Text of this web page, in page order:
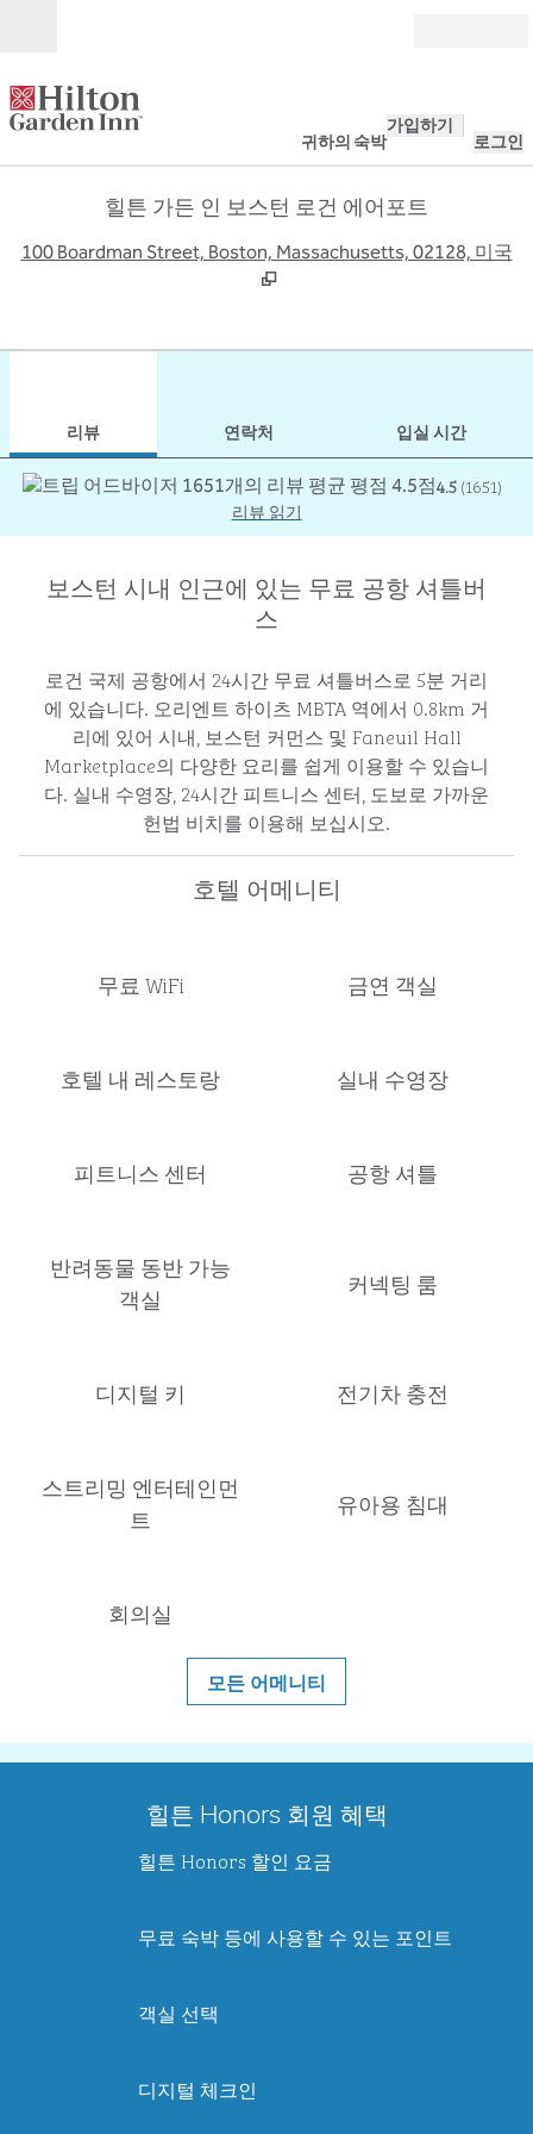
귀하의 숙박
가입하기
로그인
힐튼 가든 인 보스턴 로건 에어포트
100 Boardman Street, Boston, Massachusetts, 02128, 미국
리뷰 연락처 입실 시간
4.5 (1651)
리뷰 읽기
보스턴 시내 인근에 있는 무료 공항 셔틀버
스
로건 국제 공항에서 24시간 무료 셔틀버스로 5분 거리
에 있습니다. 오리엔트 하이츠 MBTA 역에서 0.8km 거
리에 있어 시내, 보스턴 커먼스 및 Faneuil Hall
Marketplace의 다양한 요리를 쉽게 이용할 수 있습니
다. 실내 수영장, 24시간 피트니스 센터, 도보로 가까운
헌법 비치를 이용해 보십시오.
호텔 어메니티
무료 WiFi 금연 객실
호텔 내 레스토랑 실내 수영장
피트니스 센터 공항 셔틀
반려동물 동반 가능
객실
커넥팅 룸
디지털 키 전기차 충전
스트리밍 엔터테인먼
트
유아용 침대
회의실
모든 어메니티
힐튼 Honors 회원 혜택
힐튼 Honors 할인 요금
무료 숙박 등에 사용할 수 있는 포인트
객실 선택
디지털 체크인